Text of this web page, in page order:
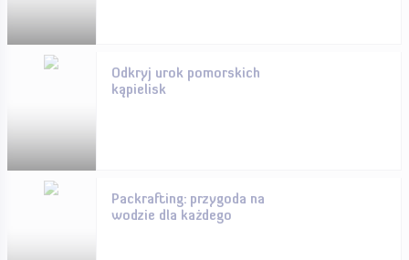
Odkryj urok pomorskich
kąpielisk
Packrafting: przygoda na
wodzie dla każdego